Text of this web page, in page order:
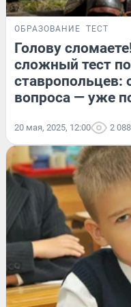
ОБРАЗОВАНИЕ ТЕСТ
Голову
сложный тест
ставропольцев:
вопроса — уже
20 мая, 2025, 12:00 2 088